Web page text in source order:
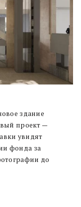
здание
проект —
увидят
фонда за
до